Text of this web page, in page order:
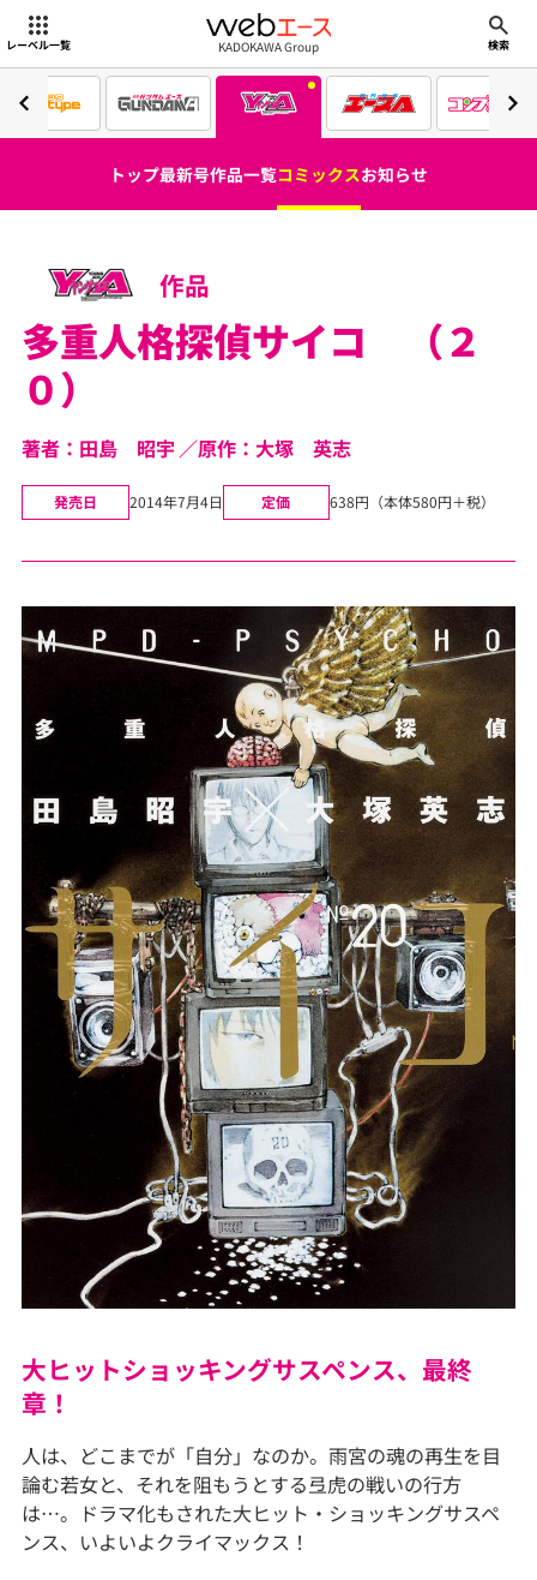
レーベル一覧 webエース
KADOKAWA Group 検索
トップ最新号作品一覧コミックスお知らせ
作品
多重人格探偵サイコ （２
０）
著者：田島 昭宇 原作：大塚 英志
発売日 2014年7月4日 定価 638円（本体580円＋税）
大ヒットショッキングサスペンス、最終
章！
人は、どこまでが「自分」なのか。雨宮の魂の再生を目
論む若女と、それを阻もうとする弖虎の戦いの行方
は…。ドラマ化もされた大ヒット・ショッキングサスペ
ンス、いよいよクライマックス！